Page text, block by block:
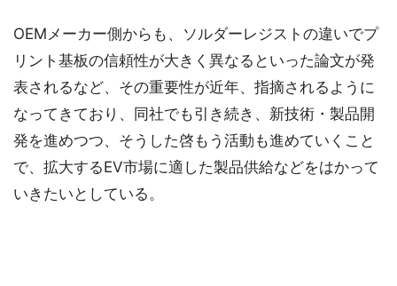
OEMメーカー側からも、ソルダーレジストの違いでプ
リント基板の信頼性が大きく異なるといった論文が発
表されるなど、その重要性が近年、指摘されるように
なってきており、同社でも引き続き、新技術・製品開
発を進めつつ、そうした啓もう活動も進めていくこと
で、拡大するEV市場に適した製品供給などをはかって
いきたいとしている。